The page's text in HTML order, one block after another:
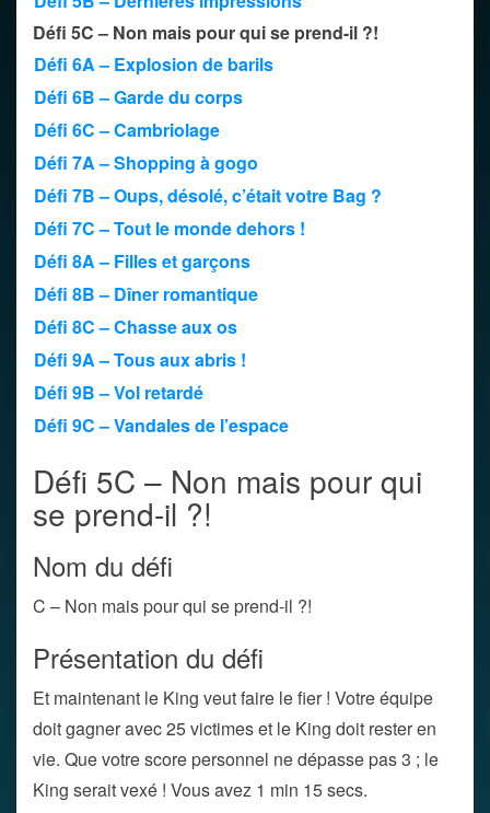
Défi 5C – Non mais pour qui se prend-il ?!
Défi 6A – Explosion de barils
Défi 6B – Garde du corps
Défi 6C – Cambriolage
Défi 7A – Shopping à gogo
Défi 7B – Oups, désolé, c’était votre Bag ?
Défi 7C – Tout le monde dehors !
Défi 8A – Filles et garçons
Défi 8B – Dîner romantique
Défi 8C – Chasse aux os
Défi 9A – Tous aux abris !
Défi 9B – Vol retardé
Défi 9C – Vandales de l’espace
Défi 5C – Non mais pour qui
se prend-il ?!
Nom du défi
C – Non mais pour qui se prend-il ?!
Présentation du défi
Et maintenant le King veut faire le fier ! Votre équipe
doit gagner avec 25 victimes et le King doit rester en
vie. Que votre score personnel ne dépasse pas 3 ; le
King serait vexé ! Vous avez 1 min 15 secs.